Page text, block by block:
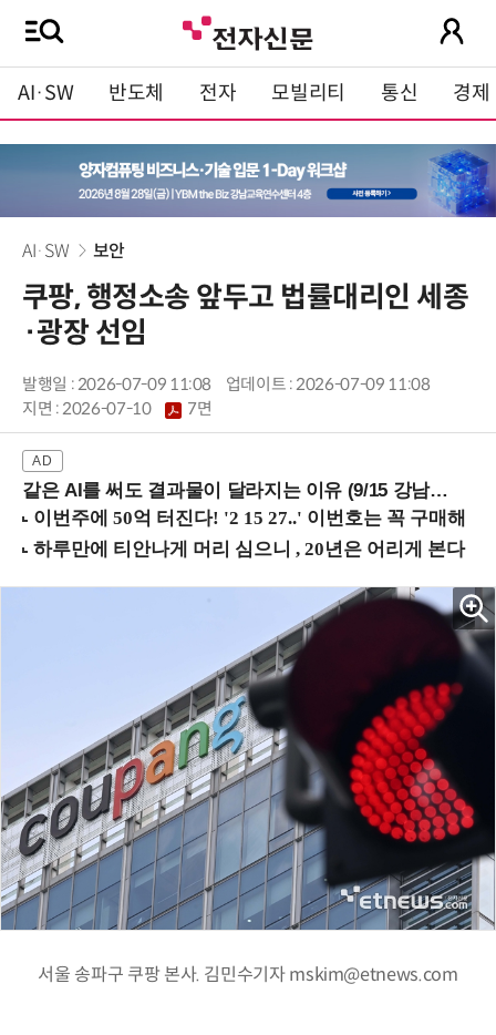
AI·SW 반도체 전자 모빌리티 통신 경제
AI·SW 보안
쿠팡, 행정소송 앞두고 법률대리인 세종
·광장 선임
발행일 : 2026-07-09 11:08
업데이트 : 2026-07-09 11:08
지면 :2026-07-10 7면
같은 AI를 써도 결과물이 달라지는 이유 (9/15 강남역)
서울 송파구 쿠팡 본사. 김민수기자 mskim@etnews.com